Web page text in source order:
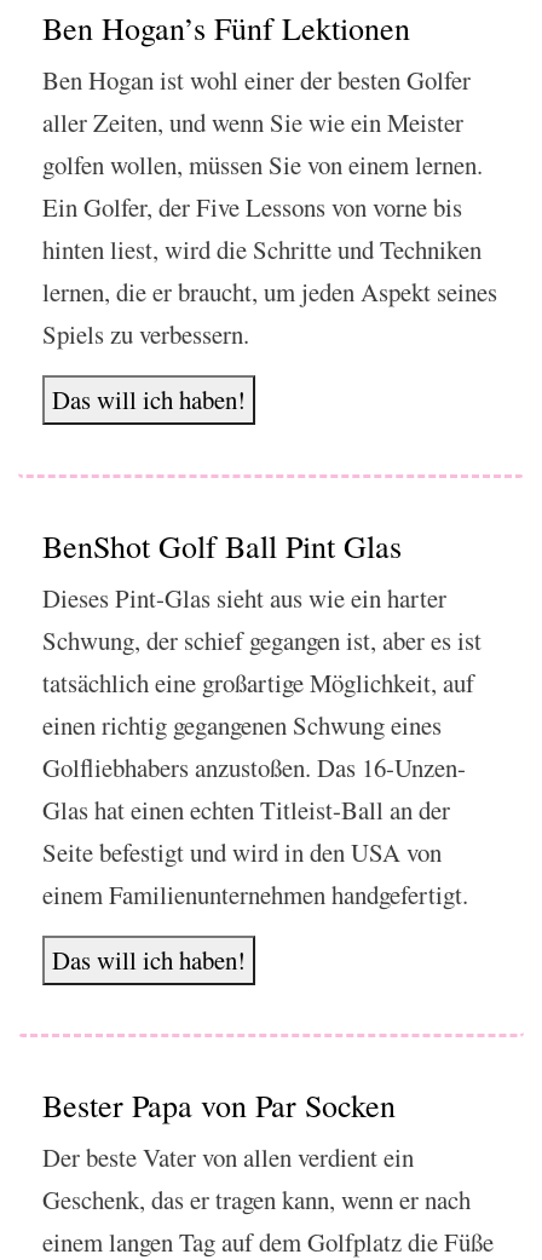
Ben Hogan’s Fünf Lektionen
Ben Hogan ist wohl einer der besten Golfer
aller Zeiten, und wenn Sie wie ein Meister
golfen wollen, müssen Sie von einem lernen.
Ein Golfer, der Five Lessons von vorne bis
hinten liest, wird die Schritte und Techniken
lernen, die er braucht, um jeden Aspekt seines
Spiels zu verbessern.
Das will ich haben!
BenShot Golf Ball Pint Glas
Dieses Pint-Glas sieht aus wie ein harter
Schwung, der schief gegangen ist, aber es ist
tatsächlich eine großartige Möglichkeit, auf
einen richtig gegangenen Schwung eines
Golfliebhabers anzustoßen. Das 16-Unzen-
Glas hat einen echten Titleist-Ball an der
Seite befestigt und wird in den USA von
einem Familienunternehmen handgefertigt.
Das will ich haben!
Bester Papa von Par Socken
Der beste Vater von allen verdient ein
Geschenk, das er tragen kann, wenn er nach
einem langen Tag auf dem Golfplatz die Füße